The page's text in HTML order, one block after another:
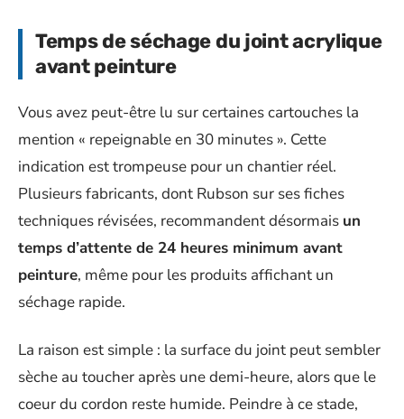
Temps de séchage du joint acrylique
avant peinture
Vous avez peut-être lu sur certaines cartouches la
mention « repeignable en 30 minutes ». Cette
indication est trompeuse pour un chantier réel.
Plusieurs fabricants, dont Rubson sur ses fiches
techniques révisées, recommandent désormais un
temps d’attente de 24 heures minimum avant
peinture, même pour les produits affichant un
séchage rapide.
La raison est simple : la surface du joint peut sembler
sèche au toucher après une demi-heure, alors que le
coeur du cordon reste humide. Peindre à ce stade,